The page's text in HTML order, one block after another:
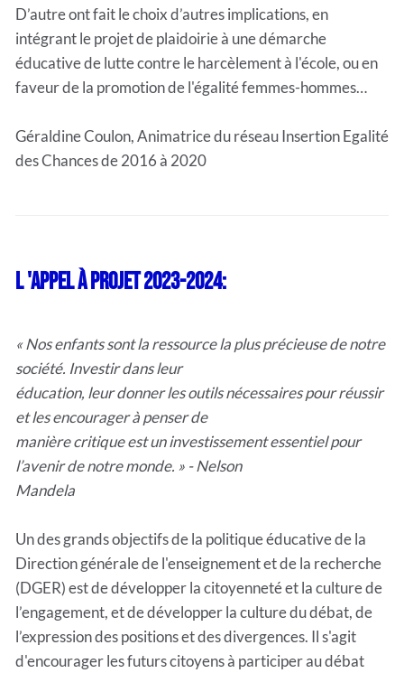
D’autre ont fait le choix d’autres implications, en
intégrant le projet de plaidoirie à une démarche
éducative de lutte contre le harcèlement à l'école, ou en
faveur de la promotion de l'égalité femmes-hommes…
Géraldine Coulon, Animatrice du réseau Insertion Egalité
des Chances de 2016 à 2020
L 'Appel à projet 2023-2024:
« Nos enfants sont la ressource la plus précieuse de notre
société. Investir dans leur
éducation, leur donner les outils nécessaires pour réussir
et les encourager à penser de
manière critique est un investissement essentiel pour
l’avenir de notre monde. » - Nelson
Mandela
Un des grands objectifs de la politique éducative de la
Direction générale de l'enseignement et de la recherche
(DGER) est de développer la citoyenneté et la culture de
l’engagement, et de développer la culture du débat, de
l’expression des positions et des divergences. Il s'agit
d'encourager les futurs citoyens à participer au débat